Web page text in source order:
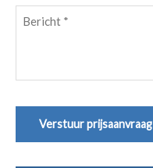
Bericht
Verstuur prijsaanvraag